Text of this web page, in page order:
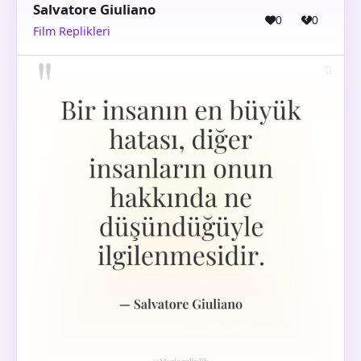
Salvatore Giuliano
Film Replikleri
0 0